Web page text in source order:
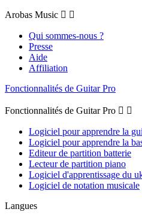
Arobas Music  
Qui sommes-nous ?
Presse
Aide
Affiliation
Fonctionnalités de Guitar Pro
Fonctionnalités de Guitar Pro  
Logiciel pour apprendre la
Logiciel pour apprendre la
Editeur de partition batterie
Lecteur de partition piano
Logiciel d'apprentissage du
Logiciel de notation musicale
Langues